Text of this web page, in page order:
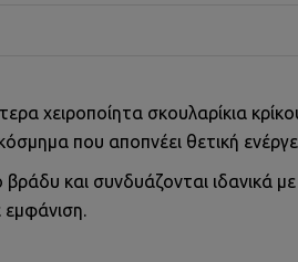
χειροποίητα σκουλαρίκια
που αποπνέει θετική
και συνδυάζονται
εμφάνιση.